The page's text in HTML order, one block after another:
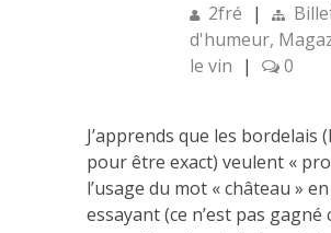
2fré |
d'humeur,
le vin | 0
J’apprends que les bordelais
pour être exact) veulent «
l’usage du mot « château » en
essayant (ce n’est pas gagné